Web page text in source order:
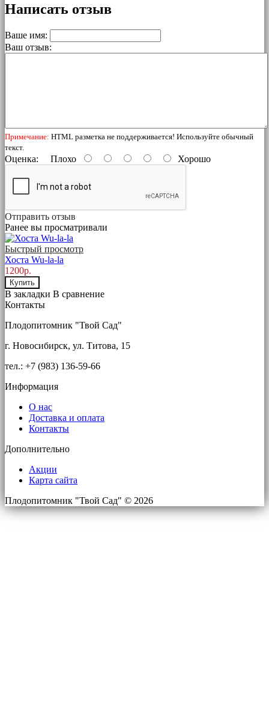
Написать отзыв
Ваше имя:
Ваш отзыв:
Примечание: HTML разметка не поддерживается! Используйте обычный
текст.
Оценка: Плохо Хорошо
Отправить отзыв
Ранее вы просматривали
Быстрый просмотр
Хоста Wu-la-la
1200р.
Купить
В закладки В сравнение
Контакты
Плодопитомник "Твой Сад"
г. Новосибирск, ул. Титова, 15
тел.: +7 (983) 136-59-66
Информация
О нас
Доставка и оплата
Контакты
Дополнительно
Акции
Карта сайта
Плодопитомник "Твой Сад" © 2026